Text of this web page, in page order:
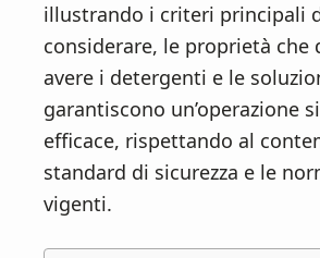
illustrando i criteri principali
considerare, le proprietà che
avere i detergenti e le
garantiscono un’operazione
efficace, rispettando al
standard di sicurezza e le
vigenti.